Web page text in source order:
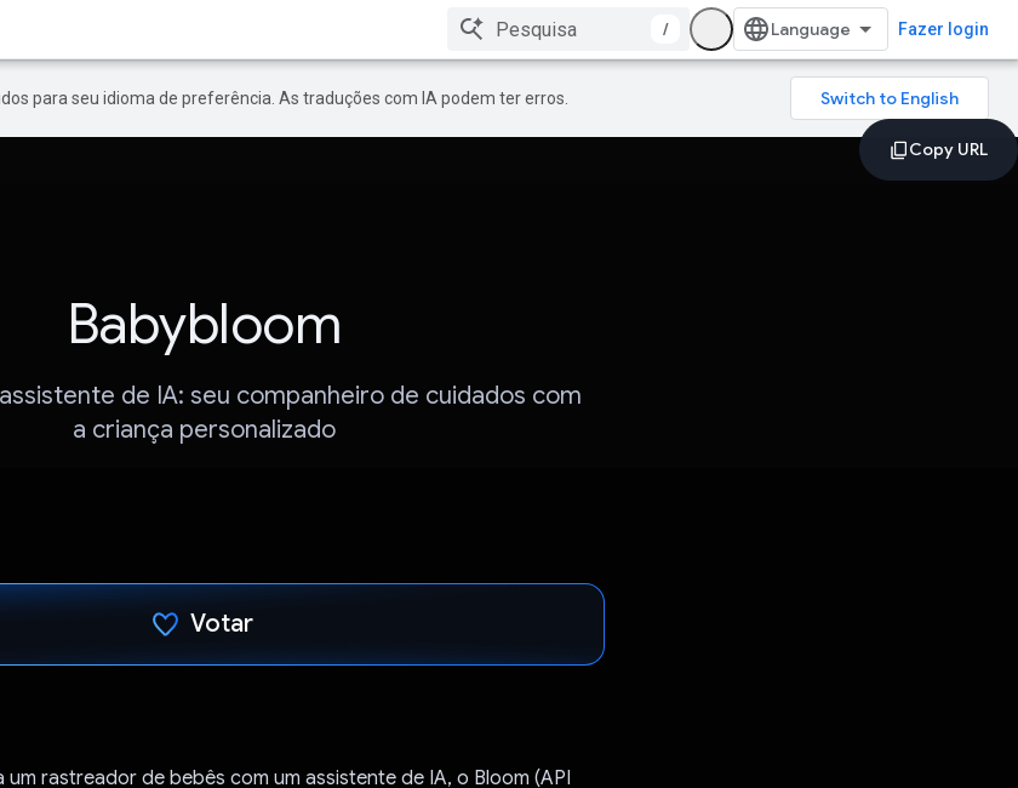
/ Fazer login
para seu idioma de preferência. As traduções com IA podem ter erros.
Babybloom
de IA: seu companheiro de cuidados com
a criança personalizado
Votar
rastreador de bebês com um assistente de IA, o Bloom (API